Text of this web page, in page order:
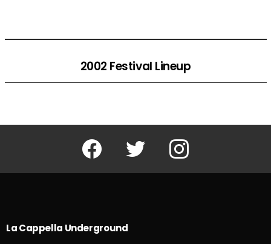
2002 Festival Lineup
Facebook Twitter Instagram
La Cappella Underground